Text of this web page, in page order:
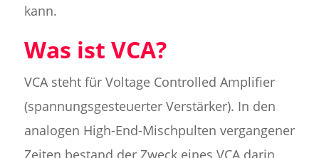
kann.
Was ist VCA?
VCA steht für Voltage Controlled Amplifier
(spannungsgesteuerter Verstärker). In den
analogen High-End-Mischpulten vergangener
Zeiten bestand der Zweck eines VCA darin,